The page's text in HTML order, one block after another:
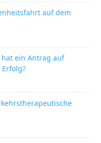
auf dem
hat ein Antrag auf